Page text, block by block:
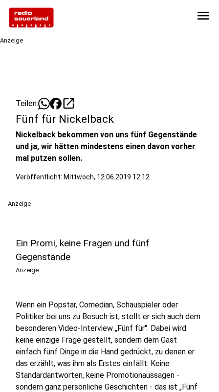
menu
Anzeige
Teilen: open_in_new
Fünf für Nickelback
Nickelback bekommen von uns fünf Gegenstände
und ja, wir hätten mindestens einen davon vorher
mal putzen sollen.
Veröffentlicht: Mittwoch, 12.06.2019 12:12
Anzeige
Ein Promi, keine Fragen und fünf
Gegenstände
Anzeige
Wenn ein Popstar, Comedian, Schauspieler oder
Politiker bei uns zu Besuch ist, stellt er sich auch dem
besonderen Video-Interview „Fünf für". Dabei wird
keine einzige Frage gestellt, sondern dem Gast
einfach fünf Dinge in die Hand gedrückt, zu denen er
das erzählt, was ihm als Erstes einfällt. Keine
Standardantworten, keine Promotionaussagen -
sondern ganz persönliche Geschichten - das ist „Fünf